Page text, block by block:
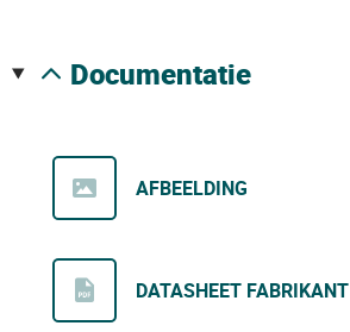
documentatie
AFBEELDING
DATASHEET FABRIKANT